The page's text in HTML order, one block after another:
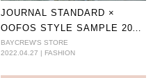
JOURNAL STANDARD ×
OOFOS STYLE SAMPLE 2022
SPRING.
BAYCREW'S STORE
2022.04.27 | FASHION